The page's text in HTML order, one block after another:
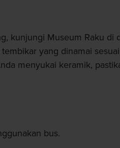
kunjungi Museum Raku di
yang dinamai
menyukai keramik,
bus.